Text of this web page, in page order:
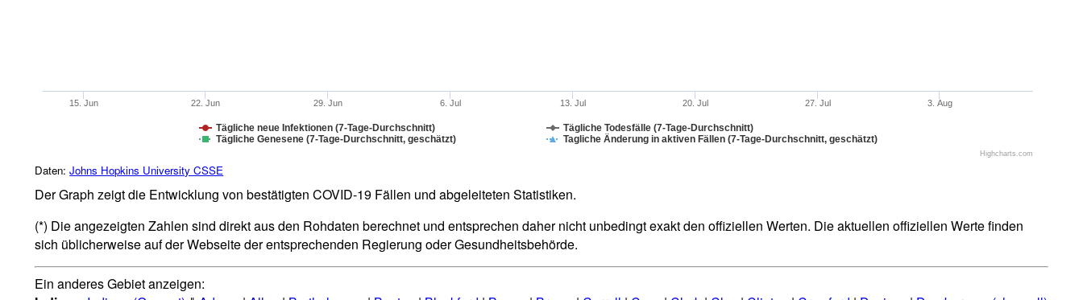
Tägliche neue Infektionen (7-Tage-Durchschnitt)
Tägliche Todesfälle (7-Tage-Durchschnitt)
Tägliche Genesene (7-Tage-Durchschnitt, geschätzt)
Tagliche Änderung in aktiven Fällen (7-Tage-Durchschnitt, geschätzt)
15. Jun 22. Jun 29. Jun 6. Jul 13. Jul 20. Jul 27. Jul 3. Aug
Highcharts.com
Daten:Johns Hopkins University CSSE
Der Graph zeigt die Entwicklung von bestätigten COVID-19 Fällen und abgeleiteten Statistiken.
(*) Die angezeigten Zahlen sind direkt aus den Rohdaten berechnet und entsprechen daher nicht unbedingt exakt den offiziellen Werten. Die aktuellen offiziellen Werte finden
sich üblicherweise auf der Webseite der entsprechenden Regierung oder Gesundheitsbehörde.
Ein anderes Gebiet anzeigen: